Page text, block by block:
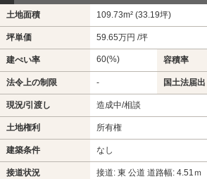
土地面積 109.73m² (33.19坪)
坪単価 59.65万円 /坪
建ぺい率 60(%) 容積率
法令上の制限 - 国土法届出
現況/引渡し 造成中/相談
土地権利 所有権
建築条件 なし
接道状況 接道: 東 公道 道路幅: 4.51ｍ